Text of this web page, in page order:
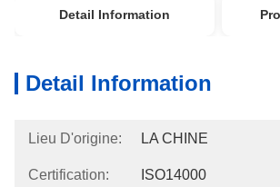
Detail Information
Detail Information
Lieu D'origine: LA CHINE
Certification: ISO14000